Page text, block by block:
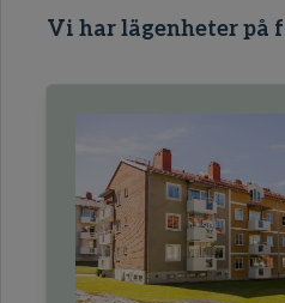
Vi har lägenheter på